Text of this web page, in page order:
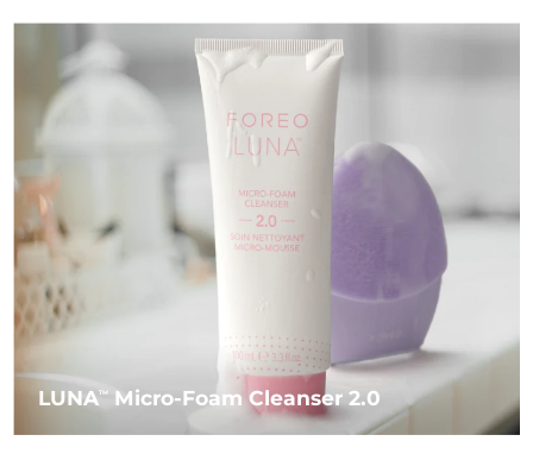
LUNATM Micro-Foam Cleanser 2.0
LUNA™ 4 Men
For men, anti-aging massage
LUNA™ 4 mini
For young skin, T-zone
LUNA™ 4 go
LUNA™護膚
Premium cleansers & balm
BEAR™ 2 eyes & lips
Microcurrent line smoothing device
面部提拉護理
Premium anti-aging skincare
BEAR™ 設備
UFO™ 3 LED
Near-infrared and red light therapy
UFO™ 3 mini
Red light therapy device for young skin
Portable red light therapy
面膜
issa™ 4 plus
Smart hybrid silicone sonic toothbrush
issa™ 4 smile
Hybrid silicone sonic toothbrush
For ages 0-3
issa™ Teeth Whitening Set
抗老
FAQ™ 101
Clinical anti-aging
FAQ™ 102
FAQ™ 103
Luxurious clinical anti-aging set
LED 護理
NEW
FAQ™ 201
FAQ™ 202
FAQ™ 211
Anti-aging neck & décolleté LED mask
生髮
LED hair strengthening scalp massager
FAQ™ Scalp Serum
肌膚年輕化
Full-Spectrum Red Light Therapy
FAQ™ 502
保健品
NEW
加拿大 預計送達日期
智利
中國 預計送達日期
哥倫比亞 8/14/26
克羅埃西亞 8/10/26
賽普勒斯 預計送達日期
捷克 8/10/26
丹麥 預計送達日期8/10/26